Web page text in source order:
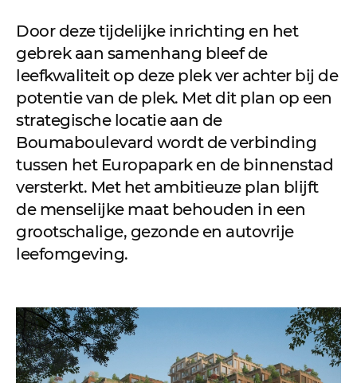
Door deze tijdelijke inrichting en het
gebrek aan samenhang bleef de
leefkwaliteit op deze plek ver achter bij de
potentie van de plek. Met dit plan op een
strategische locatie aan de
Boumaboulevard wordt de verbinding
tussen het Europapark en de binnenstad
versterkt. Met het ambitieuze plan blijft
de menselijke maat behouden in een
grootschalige, gezonde en autovrije
leefomgeving.